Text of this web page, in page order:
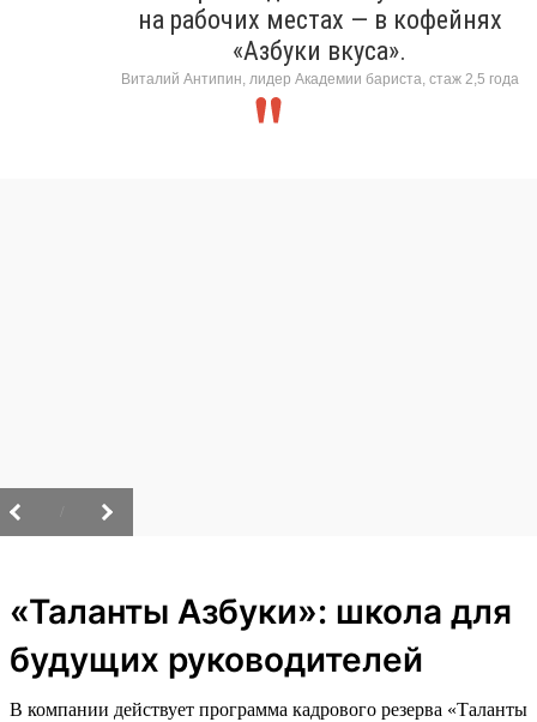
на рабочих местах — в кофейнях
«Азбуки вкуса».
Виталий Антипин, лидер Академии бариста, стаж 2,5 года
«Таланты Азбуки»: школа для
будущих руководителей
В компании действует программа кадрового резерва «Таланты